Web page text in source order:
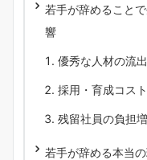
若手が辞めること
響
優秀な人材の流
採用・育成コス
残留社員の負担
若手が辞める本当